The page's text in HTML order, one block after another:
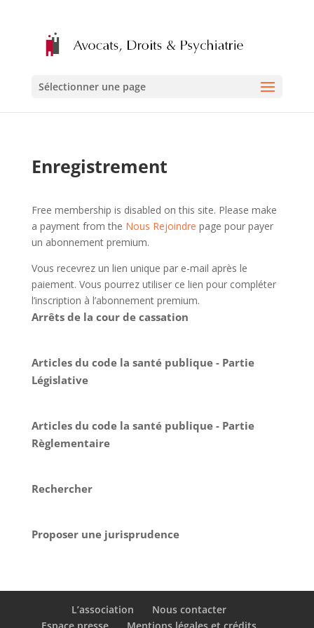
Sélectionner une page
Enregistrement
Free membership is disabled on this site. Please make
a payment from the Nous Rejoindre page pour payer
un abonnement premium.
Vous recevrez un lien unique par e-mail après le
paiement. Vous pourrez utiliser ce lien pour compléter
l’inscription à l’abonnement premium.
Arrêts de la cour de cassation
Articles du code la santé publique - Partie
Législative
Articles du code la santé publique - Partie
Règlementaire
Rechercher
Proposer une jurisprudence
L’association
Nous contacter